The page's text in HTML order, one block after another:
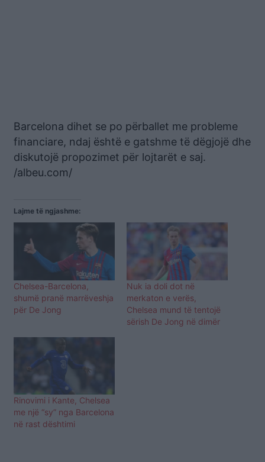
Barcelona dihet se po përballet me probleme
financiare, ndaj është e gatshme të dëgjojë dhe
diskutojë propozimet për lojtarët e saj.
/albeu.com/
Lajme të ngjashme:
Chelsea-Barcelona,
shumë pranë marrëveshja
për De Jong
Nuk ia doli dot në
merkaton e verës,
Chelsea mund të tentojë
sërish De Jong në dimër
Rinovimi i Kante, Chelsea
me një “sy” nga Barcelona
në rast dështimi